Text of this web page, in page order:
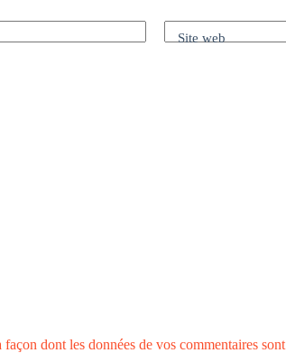
Site web
dont les données de vos commentaires sont